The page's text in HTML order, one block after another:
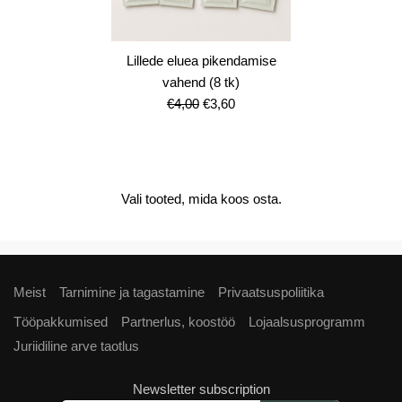
Lillede eluea pikendamise
vahend (8 tk)
€4,00 Algne
€3,60Current
Vali tooted, mida koos osta.
Meist Tarnimine ja tagastamine
Privaatsuspoliitika
Tööpakkumised
Partnerlus, koostöö
Lojaalsusprogramm
Juriidiline arve taotlus
Newsletter subscription